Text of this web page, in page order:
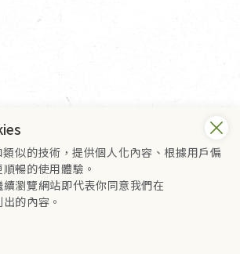
似的技術，提供個人化內容、根據用戶偏
暢的使用體驗。
瀏覽網站即代表你同意我們在
的內容。